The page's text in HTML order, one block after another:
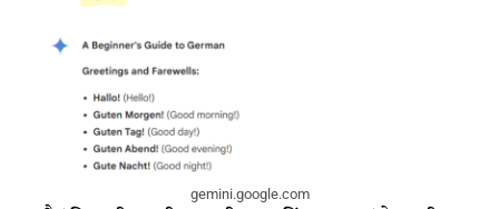
gemini.google.com